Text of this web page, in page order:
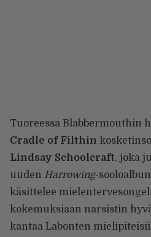
Tuoreessa Blabbermouthin
Cradle of Filthin
Lindsay Schoolcraft, joka
uuden Harrowing-
käsittelee
kokemuksiaan narsistin
kantaa Labonten